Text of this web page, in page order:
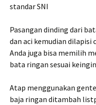
standar SNI
Pasangan dinding dari
dan aci kemudian
Anda juga bisa memilih
bata ringan sesuai
Atap menggunakan
baja ringan ditambah